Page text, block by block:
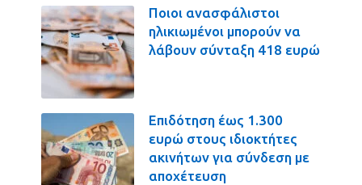
Ποιοι ανασφάλιστοι
ηλικιωμένοι μπορούν να
λάβουν σύνταξη 418 ευρώ
Επιδότηση έως 1.300
ευρώ στους ιδιοκτήτες
ακινήτων για σύνδεση με
αποχέτευση